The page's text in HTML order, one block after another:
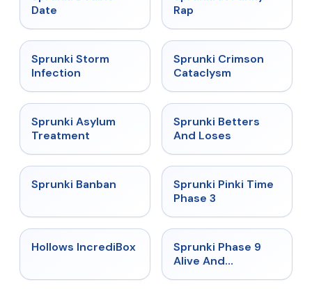
Date
Rap
★
Sprunki Storm
Infection
★ 4.7
Sprunki Crimson
Cataclysm
★
Sprunki Asylum
Treatment
★
Sprunki Betters
And Loses
★
Sprunki Banban ★ 4.9
Sprunki Pinki Time
Phase 3
★ 4.3
Hollows IncrediBox ★
Sprunki Phase 9
Alive And